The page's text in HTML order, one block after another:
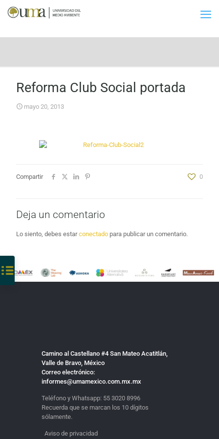
Reforma Club Social portada
mayo 20, 2013
Compartir 0
Deja un comentario
Lo siento, debes estarconectado para publicar un comentario.
Camino al Castellano #4 San Mateo Acatitlán,
Valle de Bravo, México
Correo electrónico:
informes@umamexico.com.mx.mx
Teléfono y Whatsapp: 55 3020 8996
Recuerda que se marcan los 10 dígitos
sólamente.
Aviso de privacidad